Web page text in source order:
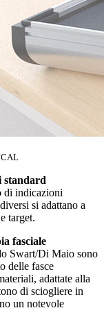
standard
di indicazioni
si adattano a
target.
fasciale
Swart/Di Maio sono
delle fasce
adattate alla
di sciogliere in
un notevole